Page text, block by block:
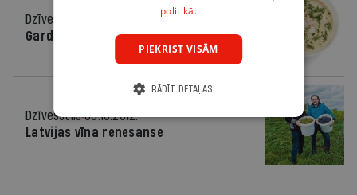
Dzīvesstils
Gardi! Silti!
Dzīvesstils 03.10.2012.
Latvijas vīna renesanse
politikā.
PIEKRIST VISĀM
RĀDĪT DETAĻAS